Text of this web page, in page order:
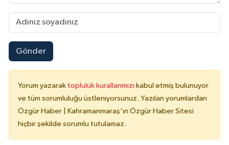
Gönder
Yorum yazarak topluluk kurallarımızı kabul etmiş bulunuyor
ve tüm sorumluluğu üstleniyorsunuz. Yazılan yorumlardan
Özgür Haber | Kahramanmaraş'ın Özgür Haber Sitesi
hiçbir şekilde sorumlu tutulamaz.